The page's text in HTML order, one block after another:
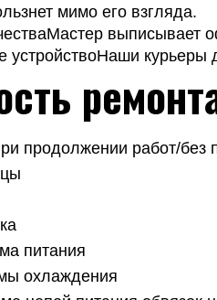
мимо его взгляда.
Мастер выписывает
Наши курьеры
продолжении работ/без
питания
охлаждения